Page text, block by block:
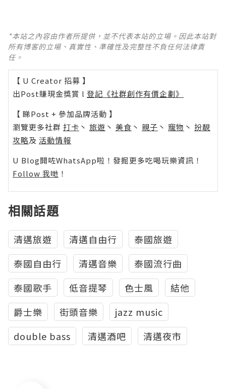
*本站之內容由作者所提供，並不代表本站的立場。因此本站對
所有博客的立場、真實性、準確性及完整性不負任何法律責
任。
【 U Creator 招募 】
出Post賺現金獎賞 l 登記《社群創作有價企劃》
【 睇Post + 參加品牌活動 】
瀏覽更多社群 打卡 丶 旅遊 丶 美食 丶 親子 丶 寵物 丶 扮靚
攻略及 活動情報
U Blog開咗WhatsApp啦！發掘更多吃喝玩樂資訊！
Follow 我哋 ！
相關話題
清邁旅遊 清邁自由行
泰國旅遊
泰國自由行
清邁音樂
泰國流行曲
泰國歌手
低音提琴 色士風
結他
爵士樂
街頭音樂
jazz music
double bass
清邁酒吧 清邁夜市